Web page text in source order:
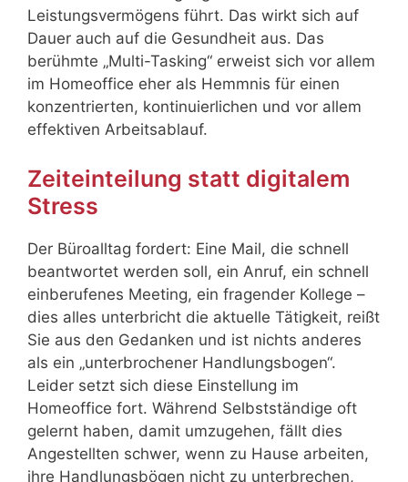
Leistungsvermögens führt. Das wirkt sich auf
Dauer auch auf die Gesundheit aus. Das
berühmte „Multi-Tasking“ erweist sich vor allem
im Homeoffice eher als Hemmnis für einen
konzentrierten, kontinuierlichen und vor allem
effektiven Arbeitsablauf.
Zeiteinteilung statt digitalem
Stress
Der Büroalltag fordert: Eine Mail, die schnell
beantwortet werden soll, ein Anruf, ein schnell
einberufenes Meeting, ein fragender Kollege –
dies alles unterbricht die aktuelle Tätigkeit, reißt
Sie aus den Gedanken und ist nichts anderes
als ein „unterbrochener Handlungsbogen“.
Leider setzt sich diese Einstellung im
Homeoffice fort. Während Selbstständige oft
gelernt haben, damit umzugehen, fällt dies
Angestellten schwer, wenn zu Hause arbeiten,
ihre Handlungsbögen nicht zu unterbrechen,